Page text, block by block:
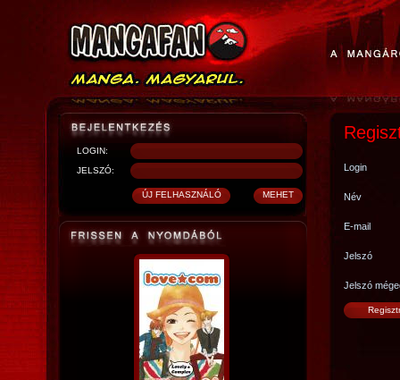
LOGIN:
JELSZÓ:
Login
Név
E-mail
Jelszó
Jelszó